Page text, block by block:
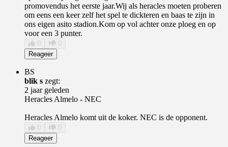
promovendus het eerste jaar.Wij als heracles moeten proberen
om eens een keer zelf het spel te dickteren en baas te zijn in
ons eigen asito stadion.Kom op vol achter onze ploeg en op
voor een 3 punter.
0
0
Reageer
BS
blik s zegt:
2 jaar geleden
Heracles Almelo - NEC
Heracles Almelo komt uit de koker. NEC is de opponent.
0
0
Reageer